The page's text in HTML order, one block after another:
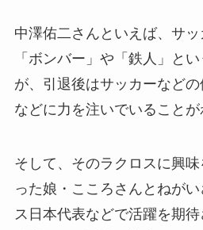
中澤佑二さんといえば、サ
「ボンバー」や「鉄人」と
が、引退後はサッカーなど
などに力を注いでいることが
そして、そのラクロスに興
った娘・こころさんとねが
ス日本代表などで活躍を期待